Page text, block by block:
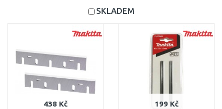
SKLADEM
438 Kč 199 Kč